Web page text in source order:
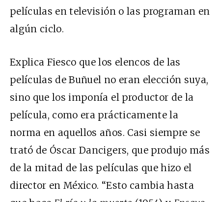
películas en televisión o las programan en
algún ciclo.
Explica Fiesco que los elencos de las
películas de Buñuel no eran elección suya,
sino que los imponía el productor de la
película, como era prácticamente la
norma en aquellos años. Casi siempre se
trató de Óscar Dancigers, que produjo más
de la mitad de las películas que hizo el
director en México. “Esto cambia hasta